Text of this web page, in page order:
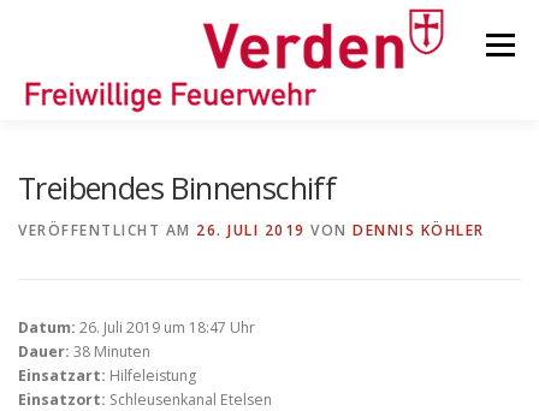
Menü
KINDER-/JUGENDFEUERWEHR
Treibendes Binnenschiff
VERÖFFENTLICHT AM 26. JULI 2019 VON DENNIS KÖHLER
Datum: 26. Juli 2019 um 18:47 Uhr
Dauer: 38 Minuten
Einsatzart: Hilfeleistung
Einsatzort: Schleusenkanal Etelsen